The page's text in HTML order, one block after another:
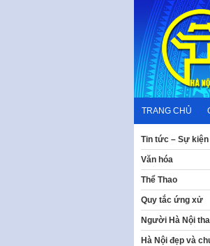
content
TRANG CHỦ
Tin tức – Sự kiện
Văn hóa
Thể Thao
Quy tắc ứng xử
Người Hà Nội
Hà Nội đẹp và